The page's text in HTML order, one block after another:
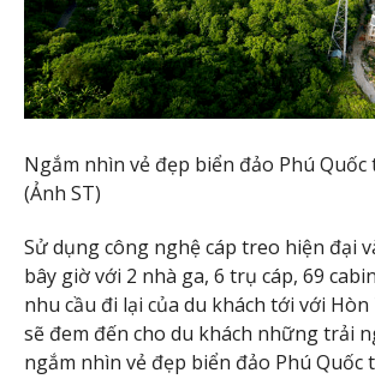
Ngắm nhìn vẻ đẹp biển đảo Phú
(Ảnh ST)
Sử dụng công nghệ cáp treo hiện đại
bây giờ với 2 nhà ga, 6 trụ cáp, 69
nhu cầu đi lại của du khách tới với
sẽ đem đến cho du khách những trải
ngắm nhìn vẻ đẹp biển đảo Phú Quốc